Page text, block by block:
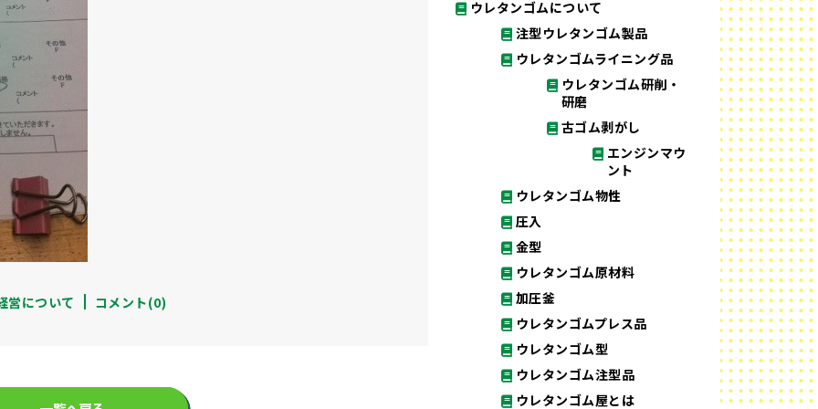
営について コメント(0)
ウレタンゴムについて
注型ウレタンゴム製品
ウレタンゴムライニング品
ウレタンゴム研削・
研磨
古ゴム剥がし
エンジンマウ
ント
ウレタンゴム物性
圧入
金型
ウレタンゴム原材料
加圧釜
ウレタンゴムプレス品
ウレタンゴム型
ウレタンゴム注型品
ウレタンゴム屋とは